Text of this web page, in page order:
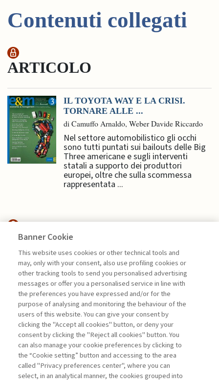
Contenuti collegati
ARTICOLO
IL TOYOTA WAY E LA CRISI.
TORNARE ALLE ...
di Camuffo Arnaldo, Weber Davide Riccardo
Nel settore automobilistico gli occhi
sono tutti puntati sui bailouts delle Big
Three americane e sugli interventi
statali a supporto dei produttori
europei, oltre che sulla scommessa
rappresentata ...
FINANCE
TRANSITION FINANCE,
SOSTENIBILITÀ ...
di Andrea Beltratti e Alessia Bezzecchi
La consultazione dei libri è riservata esclusivamente
agli abbonati Premium
Legenda: Accedi Per registrati Per abbonati
Banner Cookie
This website uses cookies or other technical tools and
may, only with your consent, also use profiling cookies or
other tracking tools to send you personalised advertising
messages or offer you a personalised service in line with
the preferences you have expressed and/or for the
purpose of analysing and monitoring the behaviour of the
users of this website. You can give your consent by
clicking the "Accept all cookies" button, or deny your
consent by clicking the "Reject all cookies" button. You
can also manage your cookie preferences by clicking to
the “Cookie setting” button and accessing to the area
called "Privacy preferences center", where you can
select, in an analytical manner, the cookies grouped into